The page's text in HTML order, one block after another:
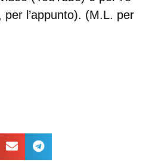
l’appunto). (M.L. per